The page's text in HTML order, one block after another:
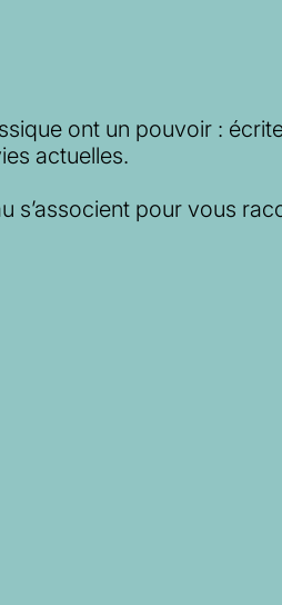
ont un pouvoir :
actuelles.
s’associent pour vous